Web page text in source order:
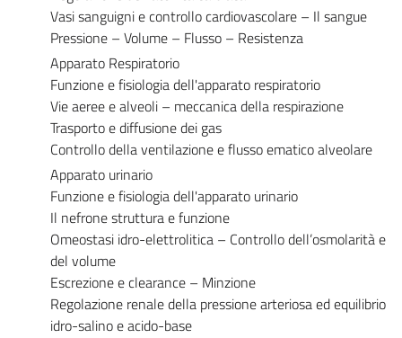
Vasi sanguigni e controllo cardiovascolare – Il sangue
Pressione – Volume – Flusso – Resistenza
Apparato Respiratorio
Funzione e fisiologia dell'apparato respiratorio
Vie aeree e alveoli – meccanica della respirazione
Trasporto e diffusione dei gas
Controllo della ventilazione e flusso ematico alveolare
Apparato urinario
Funzione e fisiologia dell'apparato urinario
Il nefrone struttura e funzione
Omeostasi idro-elettrolitica – Controllo dell’osmolarità e
del volume
Escrezione e clearance – Minzione
Regolazione renale della pressione arteriosa ed equilibrio
idro-salino e acido-base